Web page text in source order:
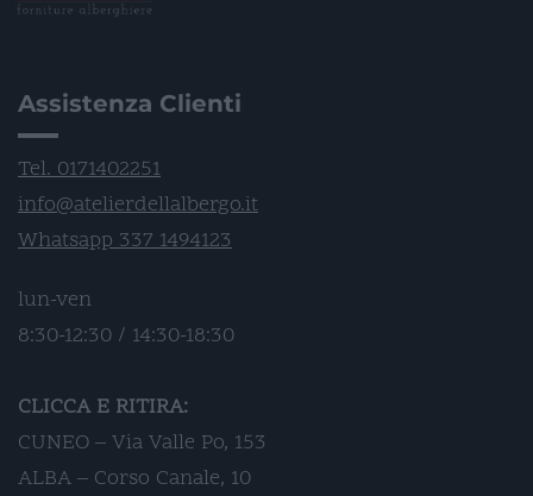
Assistenza Clienti
Tel. 0171402251
info@atelierdellalbergo.it
Whatsapp 337 1494123
lun-ven
8:30-12:30 / 14:30-18:30
CLICCA E RITIRA:
CUNEO – Via Valle Po, 153
ALBA – Corso Canale, 10